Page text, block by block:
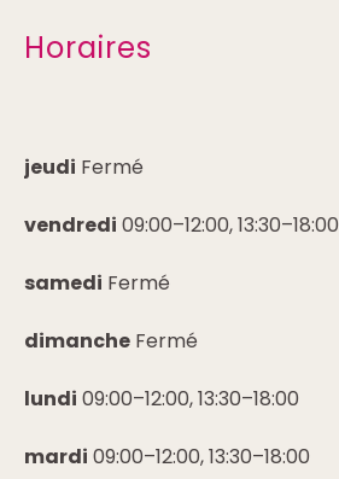
Horaires
jeudi Fermé
vendredi 09:00–12:00, 13:30–18:00
samedi Fermé
dimanche Fermé
lundi 09:00–12:00, 13:30–18:00
mardi 09:00–12:00, 13:30–18:00